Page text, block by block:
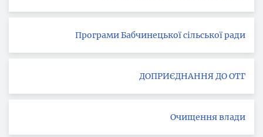
Програми Бабчинецької сільської ради
ДОПРИЄДНАННЯ ДО ОТГ
Очищення влади